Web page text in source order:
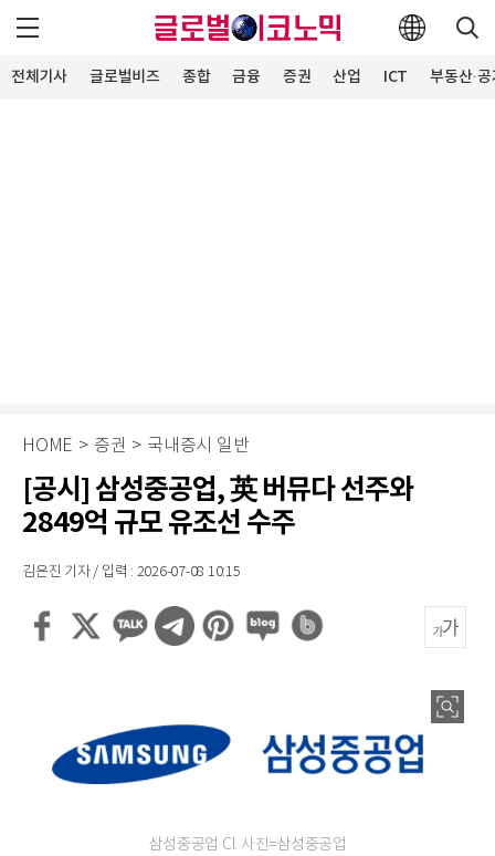
전체기사 글로벌비즈 종합 금융 증권 산업 ICT 부동산·
HOME > 증권 > 국내증시 일반
[공시] 삼성중공업, 英 버뮤다 선주와
2849억 규모 유조선 수주
김은진 기자 / 입력 : 2026-07-08 10:15
삼성중공업 CI. 사진=삼성중공업